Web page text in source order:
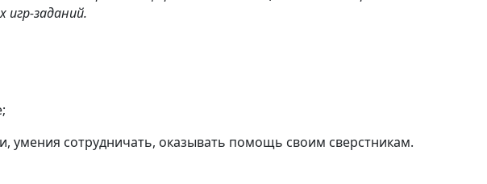
игр-заданий.
умения сотрудничать, оказывать помощь своим сверстникам.